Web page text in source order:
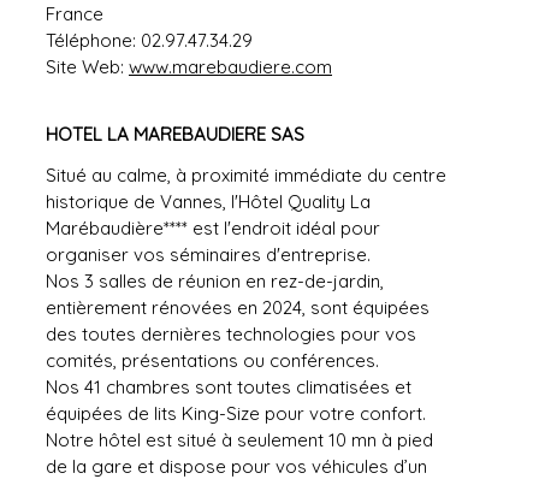
France
Téléphone: 02.97.47.34.29
Site Web: www.marebaudiere.com
HOTEL LA MAREBAUDIERE SAS
Situé au calme, à proximité immédiate du centre
historique de Vannes, l'Hôtel Quality La
Marébaudière**** est l'endroit idéal pour
organiser vos séminaires d'entreprise.
Nos 3 salles de réunion en rez-de-jardin,
entièrement rénovées en 2024, sont équipées
des toutes dernières technologies pour vos
comités, présentations ou conférences.
Nos 41 chambres sont toutes climatisées et
équipées de lits King-Size pour votre confort.
Notre hôtel est situé à seulement 10 mn à pied
de la gare et dispose pour vos véhicules d’un